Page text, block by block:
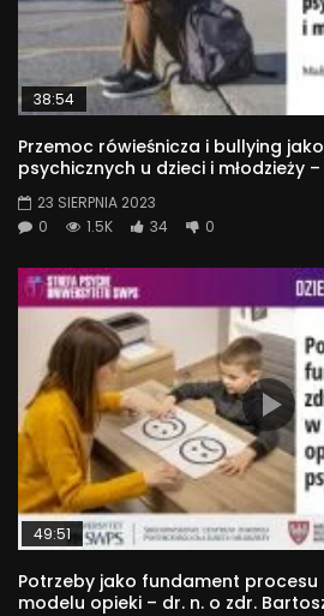
38:54
Przemoc rówieśnicza i bullying
psychicznych u dzieci i młodzieży –
23 SIERPNIA 2023
0
1.5K 34 0
49:51
Potrzeby jako fundament
modelu opieki – dr. n. o zdr.